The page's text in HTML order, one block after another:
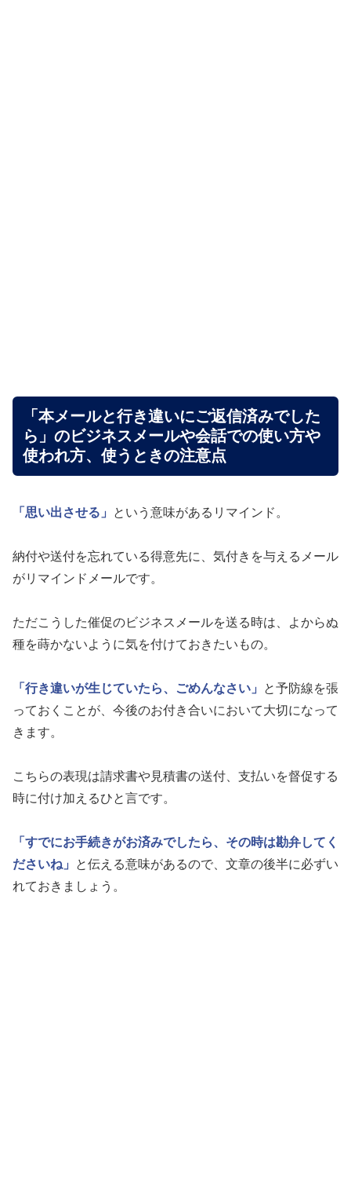
「本メールと行き違いにご返信済みでした
ら」のビジネスメールや会話での使い方や
使われ方、使うときの注意点
「思い出させる」 という意味があるリマインド。
納付や送付を忘れている得意先に、気付きを与えるメール
がリマインドメールです。
ただこうした催促のビジネスメールを送る時は、よからぬ
種を蒔かないように気を付けておきたいもの。
「行き違いが生じていたら、ごめんなさい」
と予防線を張
っておくことが、今後のお付き合いにおいて大切になって
きます。
こちらの表現は請求書や見積書の送付、支払いを督促する
時に付け加えるひと言です。
「すでにお手続きがお済みでしたら、その時は勘弁してく
ださいね」
と伝える意味があるので、文章の後半に必ずい
れておきましょう。